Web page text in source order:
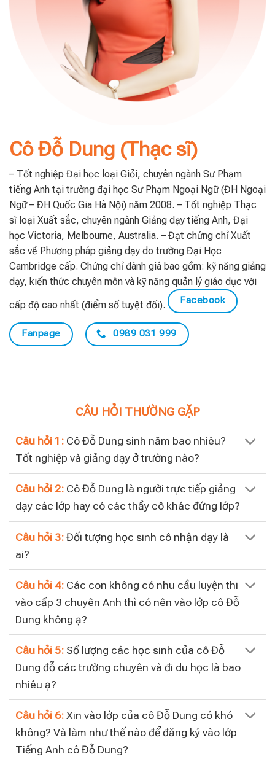
Cô Đỗ Dung (Thạc sĩ)
– Tốt nghiệp Đại học loại Giỏi, chuyên ngành Sư Phạm
tiếng Anh tại trường đại học Sư Phạm Ngoại Ngữ (ĐH Ngoại
Ngữ – ĐH Quốc Gia Hà Nội) năm 2008. – Tốt nghiệp Thạc
sĩ loại Xuất sắc, chuyên ngành Giảng dạy tiếng Anh, Đại
học Victoria, Melbourne, Australia. – Đạt chứng chỉ Xuất
sắc về Phương pháp giảng dạy do trường Đại Học
Cambridge cấp. Chứng chỉ đánh giá bao gồm: kỹ năng giảng
dạy, kiến thức chuyên môn và kỹ năng quản lý giáo dục với
cấp độ cao nhất (điểm số tuyệt đối). Facebook
Fanpage 0989 031 999
CÂU HỎI THƯỜNG GẶP
Câu hỏi 1: Cô Đỗ Dung sinh năm bao nhiêu?
Tốt nghiệp và giảng dạy ở trường nào?
Câu hỏi 2: Cô Đỗ Dung là người trực tiếp giảng
dạy các lớp hay có các thầy cô khác đứng lớp?
Câu hỏi 3: Đối tượng học sinh cô nhận dạy là
ai?
Câu hỏi 4: Các con không có nhu cầu luyện thi
vào cấp 3 chuyên Anh thì có nên vào lớp cô Đỗ
Dung không ạ?
Câu hỏi 5: Số lượng các học sinh của cô Đỗ
Dung đỗ các trường chuyên và đi du học là bao
nhiêu ạ?
Câu hỏi 6: Xin vào lớp của cô Đỗ Dung có khó
không? Và làm như thế nào để đăng ký vào lớp
Tiếng Anh cô Đỗ Dung?